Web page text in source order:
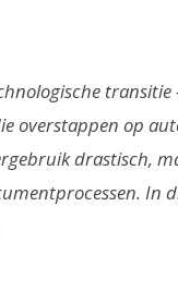
overstappen op
drastisch,
In